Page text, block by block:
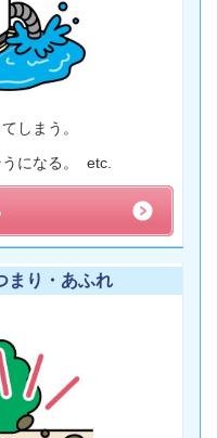
しまう。
になる。 etc.
まり・あふれ